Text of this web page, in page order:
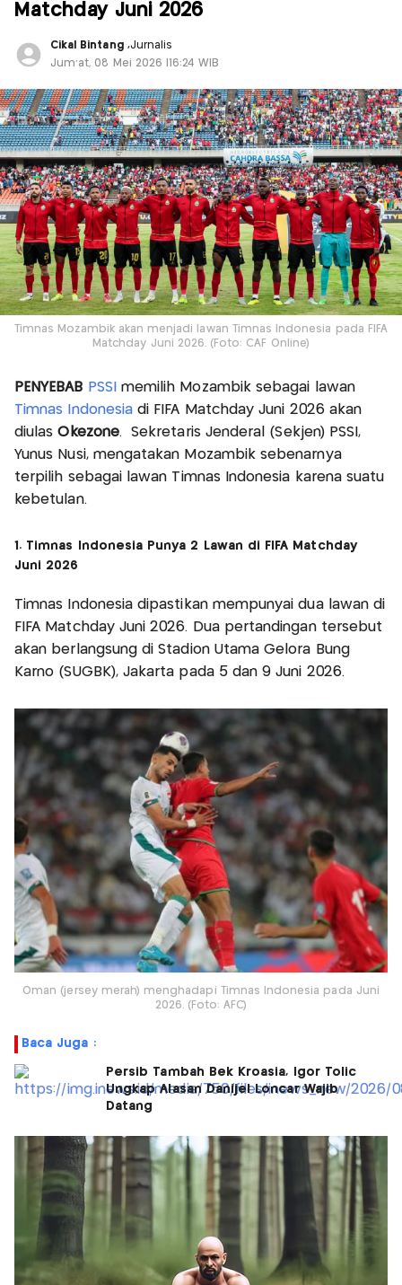
Matchday Juni 2026
Cikal Bintang ,Jurnalis
Jum'at, 08 Mei 2026 |16:24 WIB
Timnas Mozambik akan menjadi lawan Timnas Indonesia pada FIFA
Matchday Juni 2026. (Foto: CAF Online)
PENYEBAB PSSI
memilih Mozambik sebagai lawan
Timnas Indonesiadi FIFA Matchday Juni 2026 akan
diulasOkezone. Sekretaris Jenderal (Sekjen) PSSI,
Yunus Nusi, mengatakan Mozambik sebenarnya
terpilih sebagai lawan Timnas Indonesia karena suatu
kebetulan.
1. Timnas Indonesia Punya 2 Lawan di FIFA Matchday
Juni 2026
Timnas Indonesia dipastikan mempunyai dua lawan di
FIFA Matchday Juni 2026. Dua pertandingan tersebut
akan berlangsung di Stadion Utama Gelora Bung
Karno (SUGBK), Jakarta pada 5 dan 9 Juni 2026.
Oman (jersey merah) menghadapi Timnas Indonesia pada Juni
2026. (Foto: AFC)
Baca Juga :
Persib Tambah Bek Kroasia, Igor Tolic
Ungkap Alasan Danijel Loncar Wajib
Datang